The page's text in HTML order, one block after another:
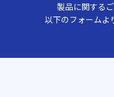
製品に関する
以下のフォームよ